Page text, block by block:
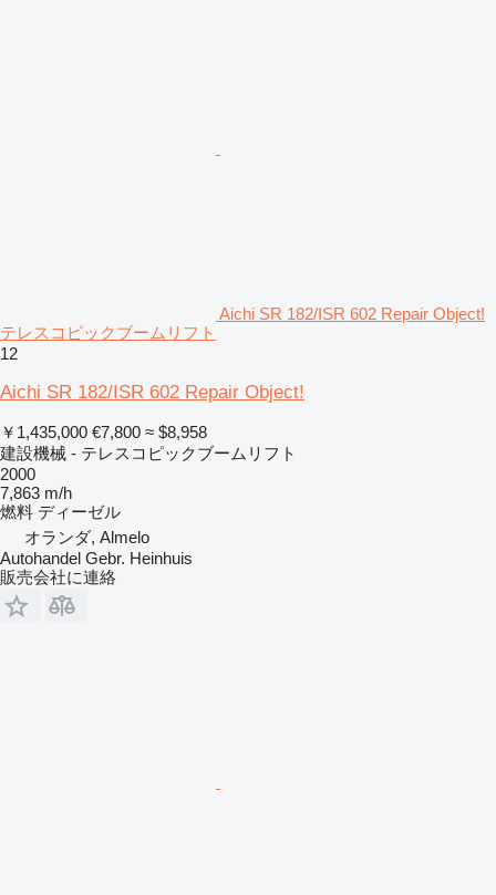
Aichi SR 182/ISR 602 Repair Object!
テレスコピックブームリフト
12
Aichi SR 182/ISR 602 Repair Object!
￥1,435,000 €7,800 ≈ $8,958
建設機械 - テレスコピックブームリフト
2000
7,863 m/h
燃料 ディーゼル
オランダ, Almelo
Autohandel Gebr. Heinhuis
販売会社に連絡